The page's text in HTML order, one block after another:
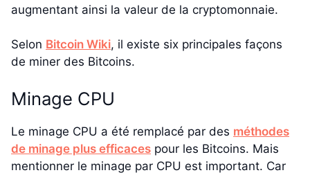
augmentant ainsi la valeur de la cryptomonnaie.
Selon Bitcoin Wiki, il existe six principales façons
de miner des Bitcoins.
Minage CPU
Le minage CPU a été remplacé par des méthodes
de minage plus efficaces pour les Bitcoins. Mais
mentionner le minage par CPU est important. Car